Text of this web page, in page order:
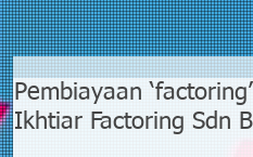
Pembiayaan
Ikhtiar Factoring Sdn